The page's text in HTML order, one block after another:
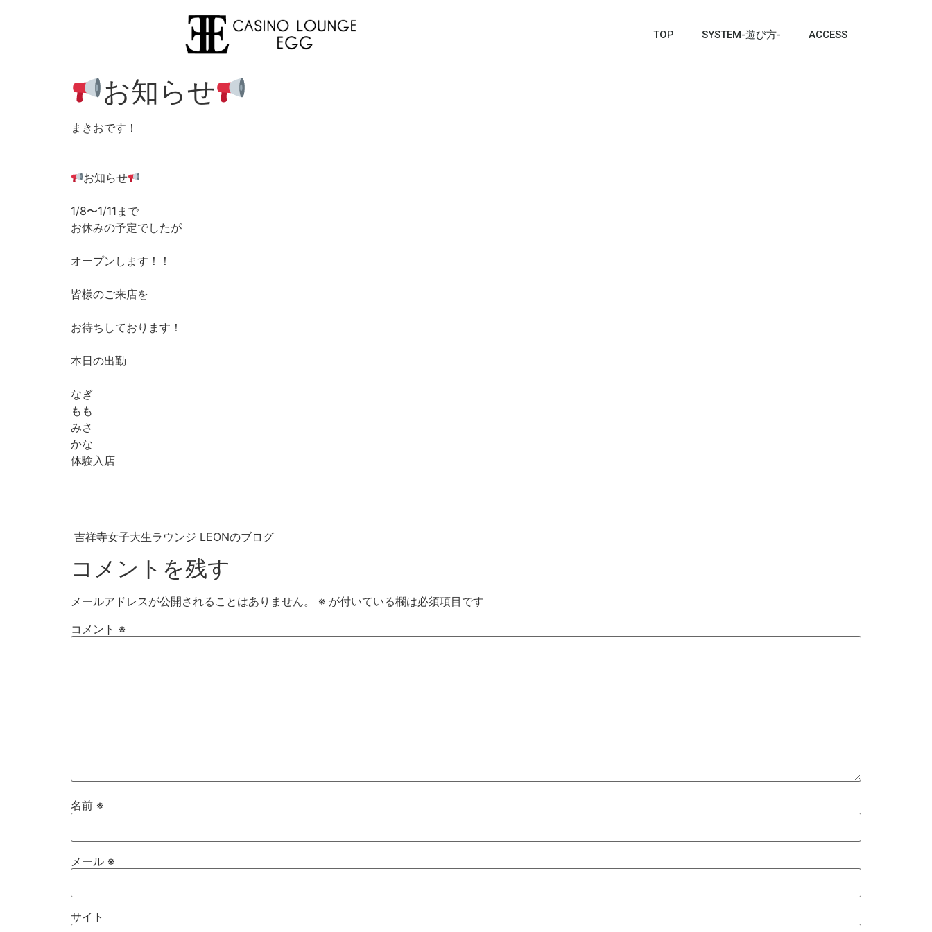
TOP SYSTEM-遊び方- ACCESS
お知らせ
まきおです！
お知らせ
1/8〜1/11まで
お休みの予定でしたが
オープンします！！
皆様のご来店を
お待ちしております！
本日の出勤
なぎ
もも
みさ
かな
体験入店
吉祥寺女子大生ラウンジ LEONのブログ
コメントを残す
メールアドレスが公開されることはありません。 ※ が付いている欄は必須項目です
コメント ※
名前 ※
メール ※
サイト